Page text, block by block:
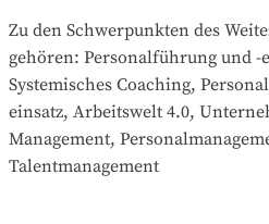
Zu den Schwerpunkten des
gehören: Personalführung und
Systemisches Coaching,
einsatz, Arbeitswelt 4.0,
Management,
Talentmanagement